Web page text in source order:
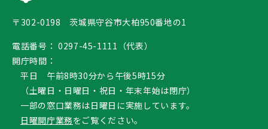
〒302-0198 茨城県守谷市大柏950番地の1
電話番号： 0297-45-1111（代表）
開庁時間：
平日 午前8時30分から午後5時15分
（土曜日・日曜日・祝日・年末年始は閉庁）
一部の窓口業務は日曜日に実施しています。
日曜開庁業務をご覧ください。